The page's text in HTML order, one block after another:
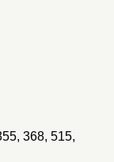
368, 515,